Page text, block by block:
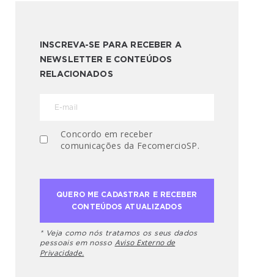
INSCREVA-SE PARA RECEBER A
NEWSLETTER E CONTEÚDOS
RELACIONADOS
Concordo em receber
comunicações da FecomercioSP.
* Veja como nós tratamos os seus dados
pessoais em nosso Aviso Externo de
Privacidade.